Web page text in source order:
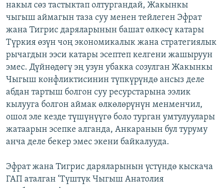
накыл сөз тастыктап олтургандай, Жакынкы
чыгыш аймагын таза суу менен тейлеген Эфрат
жана Тигрис даряларынын башат өлкөсү катары
Түркия өзүн чоң экономикалык жана стратегиялык
рычагдын ээси катары эсептеп келгени жашыруун
эмес. Дүйнөдөгү эң узун убакка созулган Жакынкы
Чыгыш конфликтисинин түпкүрүндө ансыз деле
абдан тартыш болгон суу ресурстарына ээлик
кылууга болгон аймак өлкөлөрүнүн менменчил,
ошол эле кезде түшүнүүгө боло турган умтулуулары
жатаарын эсепке алганда, Анкаранын бул туруму
анча деле бекер эмес экени байкалууда.
Эфрат жана Тигрис даряларынын үстүндө кыскача
ГАП аталган ‘Түштүк Чыгыш Анатолия